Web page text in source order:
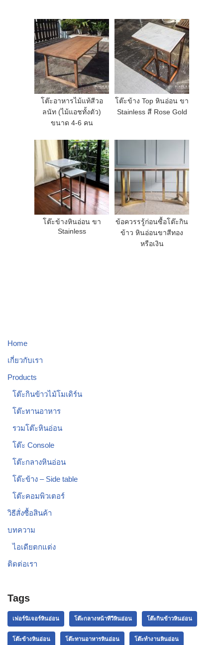
โต๊ะอาหารไม้แท้สีวอ
ลนัท (ไม้แอชทั้งตัว)
ขนาด 4-6 คน
โต๊ะข้าง Top หินอ่อน ขา
Stainless สี Rose Gold
โต๊ะข้างหินอ่อน ขา
Stainless
ข้อควรรรู้ก่อนซื้อโต๊ะกิน
ข้าว หินอ่อนขาสีทอง
หรือเงิน
Home
เกี่ยวกับเรา
Products
โต๊ะกินข้าวไม้โมเดิร์น
โต๊ะทานอาหาร
รวมโต๊ะหินอ่อน
โต๊ะ Console
โต๊ะกลางหินอ่อน
โต๊ะข้าง – Side table
โต๊ะคอมพิวเตอร์
วิธีสั่งซื้อสินค้า
บทความ
ไอเดียตกแต่ง
ติดต่อเรา
Tags
เฟอร์นิเจอร์หินอ่อน โต๊ะกลางหน้าทีวีหินอ่อน โต๊ะกินข้าวหินอ่อน
โต๊ะข้างหินอ่อน โต๊ะทานอาหารหินอ่อน โต๊ะทำงานหินอ่อน